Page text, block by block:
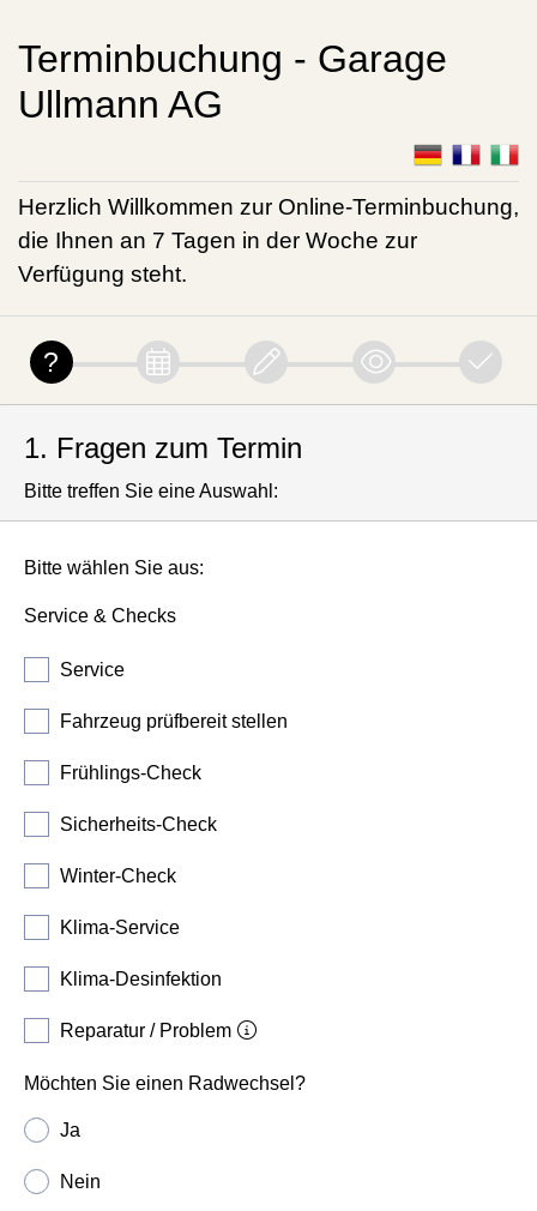
Terminbuchung - Garage
Ullmann AG
Herzlich Willkommen zur Online-Terminbuchung,
die Ihnen an 7 Tagen in der Woche zur
Verfügung steht.
1. Fragen zum Termin
Bitte treffen Sie eine Auswahl:
Bitte wählen Sie aus:
Service & Checks
Service
Fahrzeug prüfbereit stellen
Frühlings-Check
Sicherheits-Check
Winter-Check
Klima-Service
Klima-Desinfektion
Reparatur / Problem
Möchten Sie einen Radwechsel?
Ja
Nein